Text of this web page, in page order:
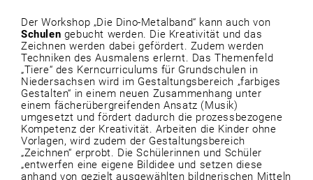
Der Workshop „Die Dino-Metalband“ kann auch von
Schulen gebucht werden. Die Kreativität und das
Zeichnen werden dabei gefördert. Zudem werden
Techniken des Ausmalens erlernt. Das Themenfeld
„Tiere“ des Kerncurriculums für Grundschulen in
Niedersachsen wird im Gestaltungsbereich „farbiges
Gestalten“ in einem neuen Zusammenhang unter
einem fächerübergreifenden Ansatz (Musik)
umgesetzt und fördert dadurch die prozessbezogene
Kompetenz der Kreativität. Arbeiten die Kinder ohne
Vorlagen, wird zudem der Gestaltungsbereich
„Zeichnen“ erprobt. Die Schülerinnen und Schüler
„entwerfen eine eigene Bildidee und setzen diese
anhand von gezielt ausgewählten bildnerischen Mitteln